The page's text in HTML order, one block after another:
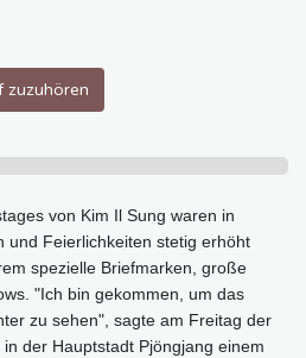
zuzuhören
von Kim Il Sung waren in
und Feierlichkeiten stetig erhöht
spezielle Briefmarken, große
"Ich bin gekommen, um das
zu sehen", sagte am Freitag der
der Hauptstadt Pjöngjang einem